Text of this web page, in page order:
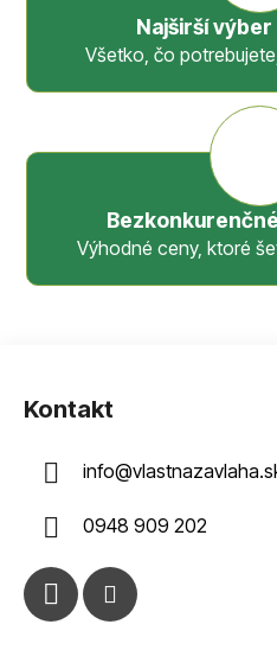
Najširší
Všetko, čo
Výhodné ceny, ktoré
Kontakt
info@
0948 909 202